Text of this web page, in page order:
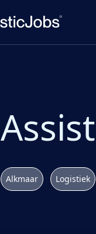
Alkmaar Logistiek